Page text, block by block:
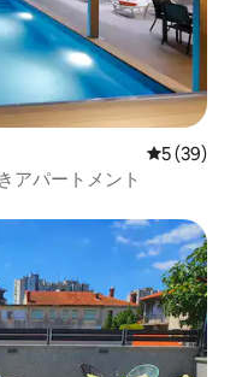
レビュー
5 (39)
アパートメント